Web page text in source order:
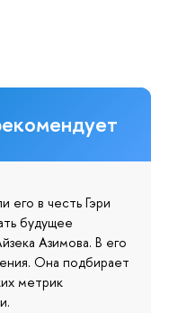
его в честь Гэри
будущее
Азимова. В его
Она подбирает
метрик